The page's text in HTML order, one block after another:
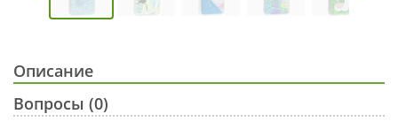
Описание
Вопросы (0)